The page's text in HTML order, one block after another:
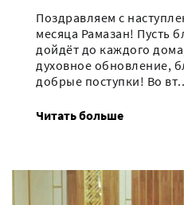
Поздравляем с
месяца Рамазан! Пусть
дойдёт до каждого
духовное обновление,
добрые поступки! Во
Читать больше